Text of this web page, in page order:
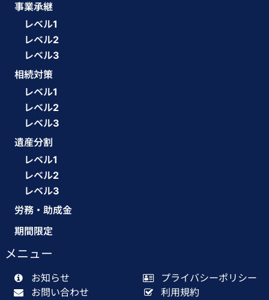
事業承継
レベル1
レベル2
レベル3
相続対策
レベル1
レベル2
レベル3
遺産分割
レベル1
レベル2
レベル3
労務・助成金
期間限定
メニュー
お知らせ
お問い合わせ
プライバシーポリシー
利用規約